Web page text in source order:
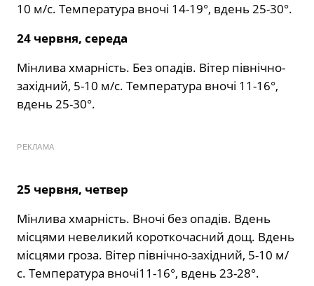
10 м/с. Температура вночі 14-19°, вдень 25-30°.
24 червня, середа
Мінлива хмарність. Без опадів. Вітер північно-
західний, 5-10 м/с. Температура вночі 11-16°,
вдень 25-30°.
РЕКЛАМА
25 червня, четвер
Мінлива хмарність. Вночі без опадів. Вдень
місцями невеликий короткочасний дощ. Вдень
місцями гроза. Вітер північно-західний, 5-10 м/
с. Температура вночі11-16°, вдень 23-28°.